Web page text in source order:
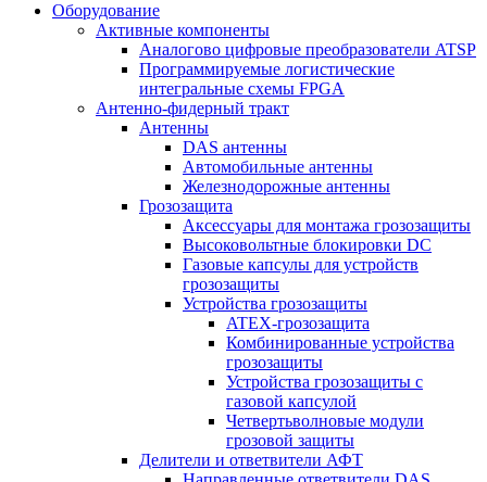
Оборудование
Активные компоненты
Аналогово цифровые преобразователи ATSP
Программируемые логистические
интегральные схемы FPGA
Антенно-фидерный тракт
Антенны
DAS антенны
Автомобильные антенны
Железнодорожные антенны
Грозозащита
Аксессуары для монтажа грозозащиты
Высоковольтные блокировки DC
Газовые капсулы для устройств
грозозащиты
Устройства грозозащиты
ATEX-грозозащита
Комбинированные устройства
грозозащиты
Устройства грозозащиты с
газовой капсулой
Четвертьволновые модули
грозовой защиты
Делители и ответвители АФТ